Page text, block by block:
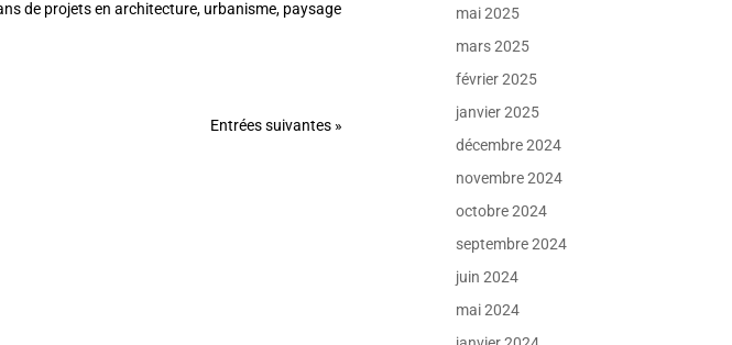
de projets en architecture, urbanisme, paysage
Entrées suivantes »
mai 2025
mars 2025
février 2025
janvier 2025
décembre 2024
novembre 2024
octobre 2024
septembre 2024
juin 2024
mai 2024